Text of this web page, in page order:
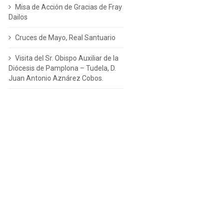
Misa de Acción de Gracias de Fray
Dailos
Cruces de Mayo, Real Santuario
Visita del Sr. Obispo Auxiliar de la
Diócesis de Pamplona – Tudela, D.
Juan Antonio Aznárez Cobos.